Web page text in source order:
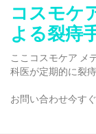
コスモケ
よる裂痔
ここコスモケア メ
科医が定期的に裂
お問い合わせ今す